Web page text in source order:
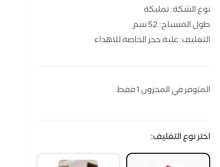
نوع الشكة: تمليكة
طول المسباح: 52 سم
التغليف: علبة حجر الخاصة للاهداء
المتوفر في المخزون 1 فقط
اختر نوع التغليف: